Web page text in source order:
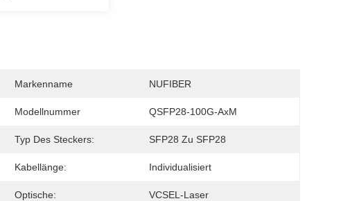
Markenname NUFIBER
Modellnummer QSFP28-100G-AxM
Typ Des Steckers: SFP28 Zu SFP28
Kabellänge: Individualisiert
Optische: VCSEL-Laser